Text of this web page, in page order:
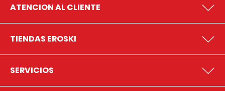
ATENCION AL CLIENTE
TIENDAS EROSKI
SERVICIOS